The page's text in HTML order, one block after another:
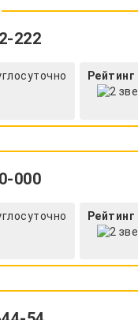
222
000
Рейтинг